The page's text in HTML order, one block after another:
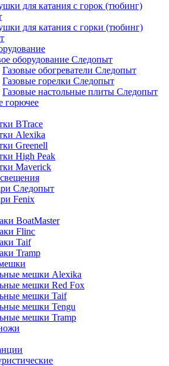
для катания с горок (тюбинг)
для катания с горки (тюбинг)
оборудование Следопыт
Газовые обогреватели Следопыт
Газовые горелки Следопыт
Газовые настольные плиты Следопыт
горючее
BTrace
Alexika
Greenell
High Peak
Maverick
Следопыт
Fenix
BoatMaster
Flinc
Taif
Tramp
мешки Alexika
мешки Red Fox
мешки Taif
мешки Tengu
мешки Tramp